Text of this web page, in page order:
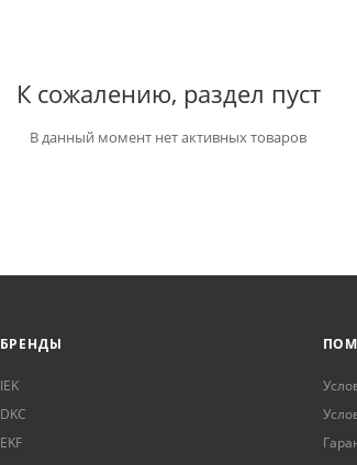
К сожалению, раздел пуст
В данный момент нет активных товаров
БРЕНДЫ
IEK
DKC
EKF